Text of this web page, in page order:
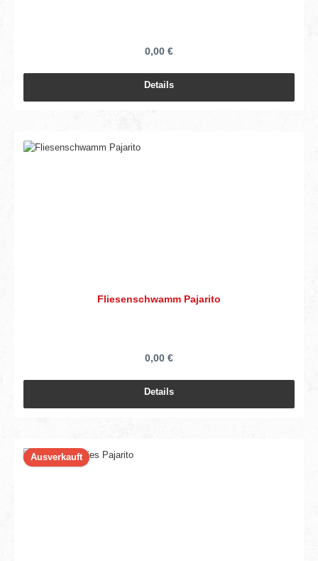
0,00 €
Details
Fliesenschwamm Pajarito
0,00 €
Details
Ausverkauft